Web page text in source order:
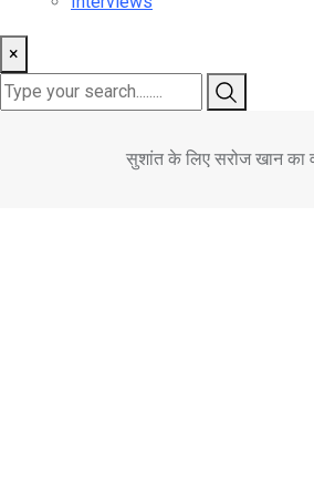
×
सुशांत के लिए सरोज खान का